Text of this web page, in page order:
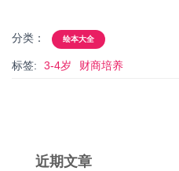
分类： 绘本大全
标签: 3-4岁 财商培养
近期文章